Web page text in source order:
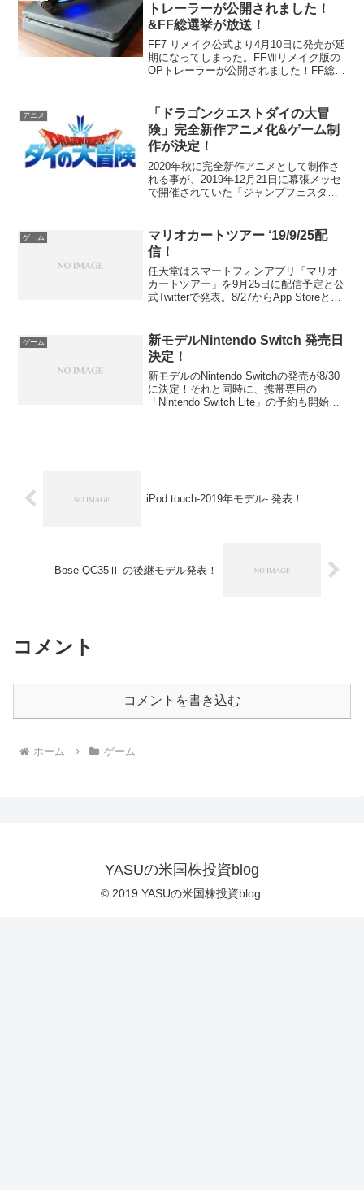
トレーラーが公開されました！
&FF総選挙が放送！
FF7 リメイク公式より4月10日に発売が延
期になってしまった。FFⅦリメイク版の
OPトレーラーが公開されました！FF総選
23:30第2部 23:4...
アニメ
「ドラゴンクエストダイの大冒
険」完全新作アニメ化&ゲーム制
作が決定！
2020年秋に完全新作アニメとして制作さ
れる事が、2019年12月21日に幕張メッセ
で開催されていた「ジャンプフェスタ
ダイの大冒険とは？『DRAGON QUEST
...
ゲーム
マリオカートツアー ‘19/9/25配
信！
任天堂はスマートフォンアプリ「マリオ
カートツアー」を9月25日に配信予定と公
式Twitterで発表。8/27からApp Storeと
みます！マリオカート8 ...
ゲーム
新モデルNintendo Switch 発売日
決定！
新モデルのNintendo Switchの発売が8/30
に決定！それと同時に、携帯専用の
「Nintendo Switch Lite」の予約も開始。
iPod touch-2019年モデル- 発表！
Bose QC35Ⅱ の後継モデル発表！
コメント
コメントを書き込む
ホーム ゲーム
YASUの米国株投資blog
© 2019 YASUの米国株投資blog.